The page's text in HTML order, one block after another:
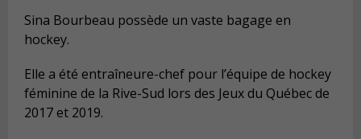
Sina Bourbeau possède un vaste bagage en
hockey.
Elle a été entraîneure-chef pour l’équipe de hockey
féminine de la Rive-Sud lors des Jeux du Québec de
2017 et 2019.